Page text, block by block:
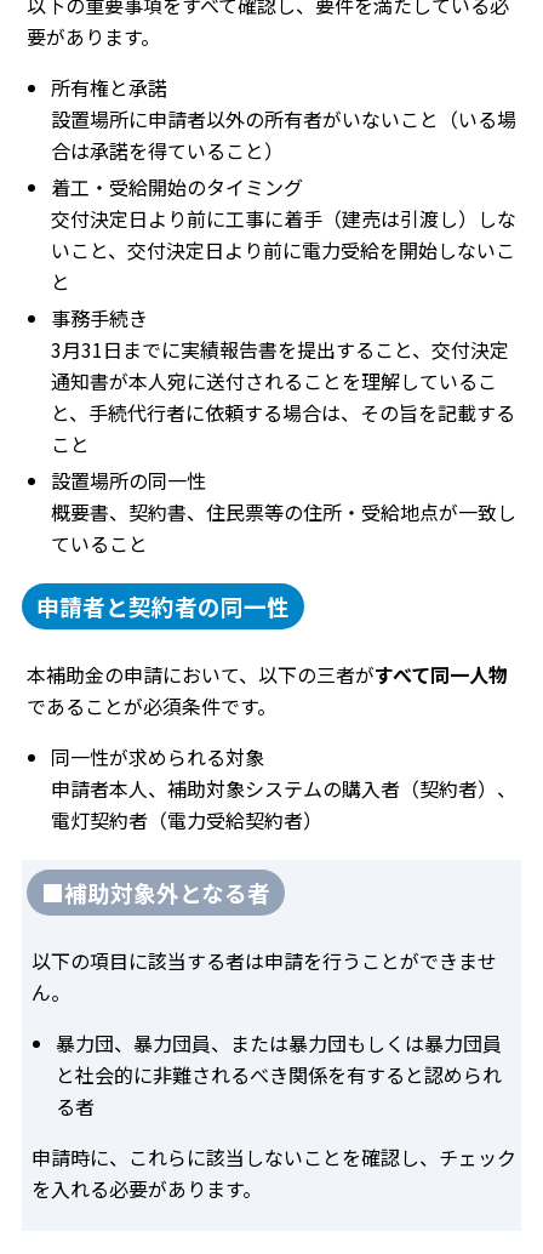
要があります。
所有権と承諾
設置場所に申請者以外の所有者がいないこと（いる場
合は承諾を得ていること）
着工・受給開始のタイミング
交付決定日より前に工事に着手（建売は引渡し）しな
いこと、交付決定日より前に電力受給を開始しないこ
と
事務手続き
3月31日までに実績報告書を提出すること、交付決定
通知書が本人宛に送付されることを理解しているこ
と、手続代行者に依頼する場合は、その旨を記載する
こと
設置場所の同一性
概要書、契約書、住民票等の住所・受給地点が一致し
ていること
申請者と契約者の同一性
本補助金の申請において、以下の三者がすべて同一人物
であることが必須条件です。
同一性が求められる対象
申請者本人、補助対象システムの購入者（契約者）、
電灯契約者（電力受給契約者）
■補助対象外となる者
以下の項目に該当する者は申請を行うことができませ
ん。
暴力団、暴力団員、または暴力団もしくは暴力団員
と社会的に非難されるべき関係を有すると認められ
る者
申請時に、これらに該当しないことを確認し、チェック
を入れる必要があります。